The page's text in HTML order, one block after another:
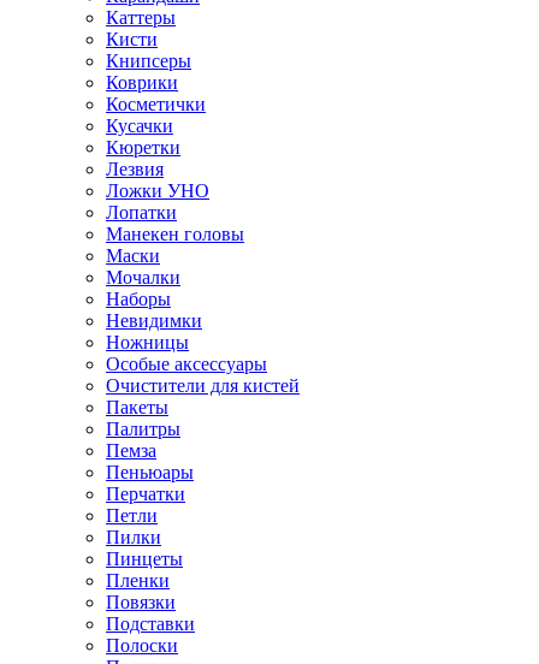
Каттеры
Кисти
Книпсеры
Коврики
Косметички
Кусачки
Кюретки
Лезвия
Ложки УНО
Лопатки
Манекен головы
Маски
Мочалки
Наборы
Невидимки
Ножницы
Особые аксессуары
Очистители для кистей
Пакеты
Палитры
Пемза
Пеньюары
Перчатки
Петли
Пилки
Пинцеты
Пленки
Повязки
Подставки
Полоски